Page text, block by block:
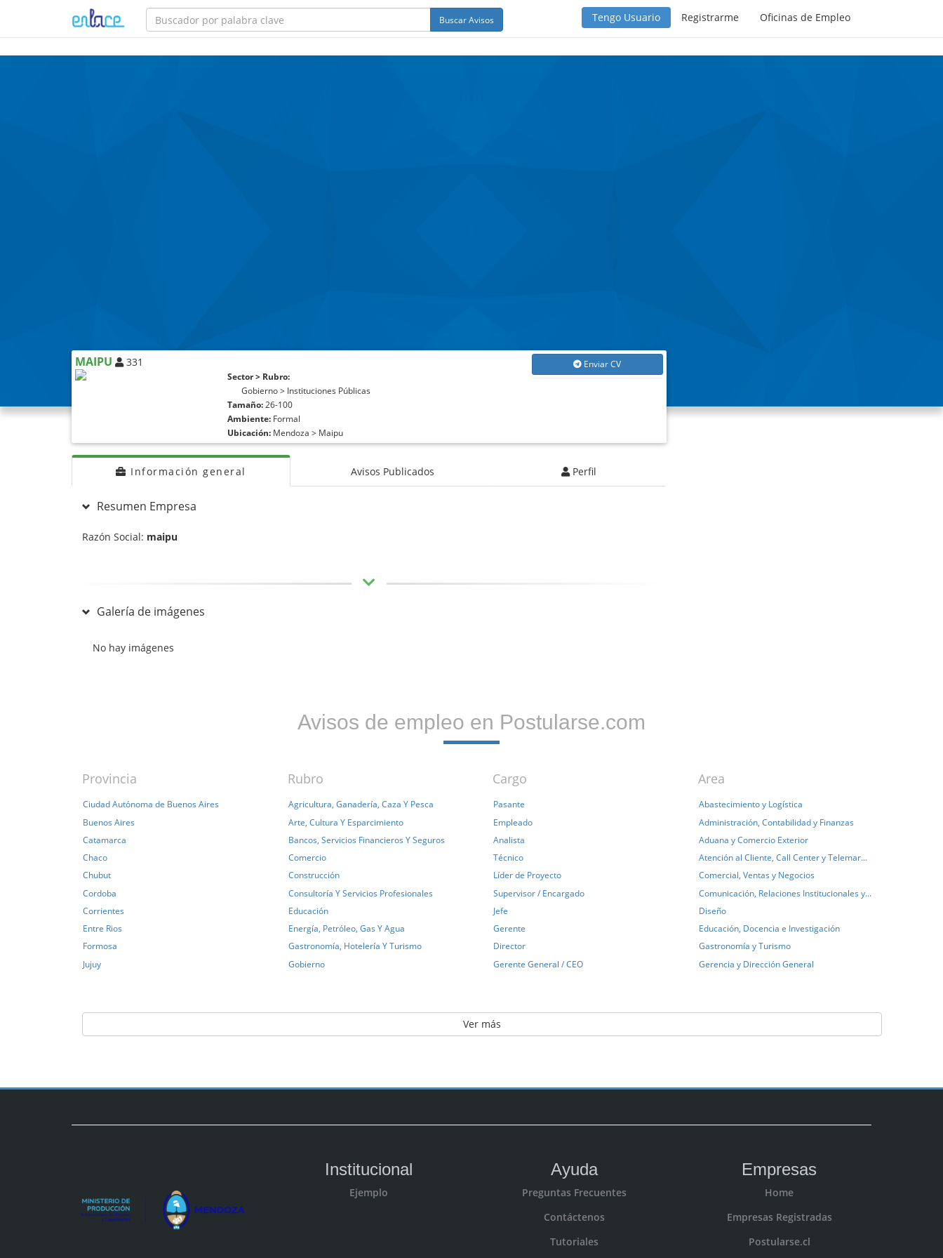
Buscar Avisos Tengo Usuario Registrarme Oficinas de Empleo
MAIPU 331
Sector > Rubro:
Gobierno > Instituciones Públicas
Tamaño: 26-100
Ambiente: Formal
Ubicación: Mendoza > Maipu
Enviar CV
Información general Avisos Publicados Perfil
Resumen Empresa
Razón Social: maipu
Galería de imágenes
No hay imágenes
Avisos de empleo en Postularse.com
Provincia
Ciudad Autónoma de Buenos Aires
Buenos Aires
Catamarca
Chaco
Chubut
Cordoba
Corrientes
Entre Rios
Formosa
Jujuy
Rubro
Agricultura, Ganadería, Caza Y Pesca
Arte, Cultura Y Esparcimiento
Bancos, Servicios Financieros Y Seguros
Comercio
Construcción
Consultoría Y Servicios Profesionales
Educación
Energía, Petróleo, Gas Y Agua
Gastronomía, Hotelería Y Turismo
Gobierno
Cargo
Pasante
Empleado
Analista
Técnico
Líder de Proyecto
Supervisor / Encargado
Jefe
Gerente
Director
Gerente General / CEO
Area
Abastecimiento y Logística
Administración, Contabilidad y Finanzas
Aduana y Comercio Exterior
Atención al Cliente, Call Center y Telemar...
Comercial, Ventas y Negocios
Comunicación, Relaciones Institucionales y...
Diseño
Educación, Docencia e Investigación
Gastronomía y Turismo
Gerencia y Dirección General
Ver más
Institucional
Ejemplo
Ayuda
Preguntas Frecuentes
Contáctenos
Tutoriales
Empresas
Home
Empresas Registradas
Postularse.cl